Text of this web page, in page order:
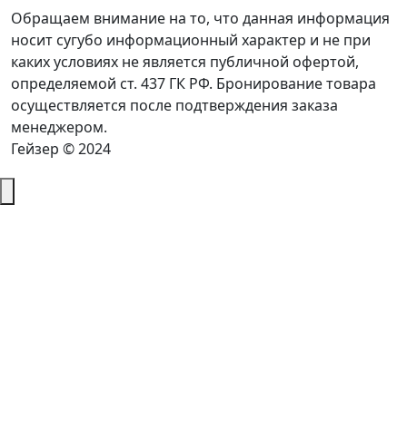
Обращаем внимание на то, что данная информация
носит сугубо информационный характер и не при
каких условиях не является публичной офертой,
определяемой ст. 437 ГК РФ. Бронирование товара
осуществляется после подтверждения заказа
менеджером.
Гейзер © 2024